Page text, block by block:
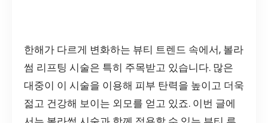
한해가 다르게 변화하는 뷰티 트렌드 속에서, 볼라
썸 리프팅 시술은 특히 주목받고 있습니다. 많은
대중이 이 시술을 이용해 피부 탄력을 높이고 더욱
젊고 건강해 보이는 외모를 얻고 있죠. 이번 글에